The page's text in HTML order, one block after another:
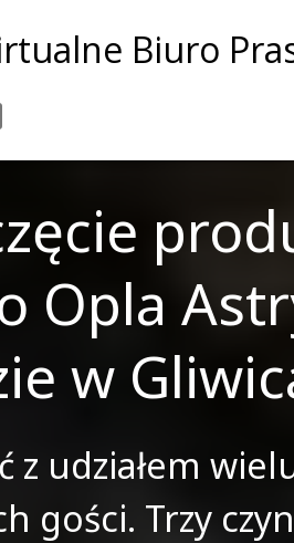
Biuro
Opla
w
z udziałem
gości. Trzy